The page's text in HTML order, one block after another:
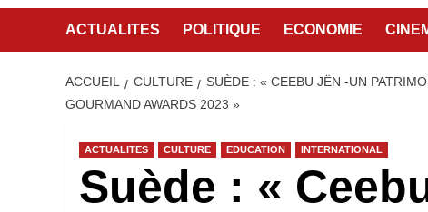
ACTUALITES POLITIQUE ECONOMIE
ACCUEIL CULTURE
SUÈDE : « CEEBU JËN -UN
GOURMAND AWARDS 2023 »
ACTUALITES CULTURE EDUCATION INTERNATIONAL
Suède : «